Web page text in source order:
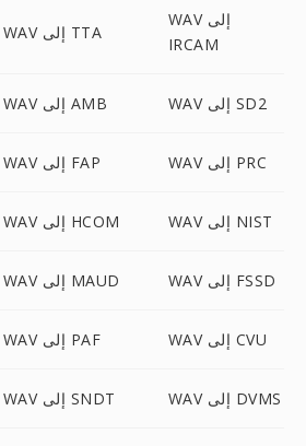
WAV إلى TTA
WAV إلى
IRCAM
WAV إلى AMB WAV إلى SD2
WAV إلى FAP WAV إلى PRC
WAV إلى HCOM WAV إلى NIST
WAV إلى MAUD WAV إلى FSSD
WAV إلى PAF WAV إلى CVU
WAV إلى SNDT WAV إلى DVMS